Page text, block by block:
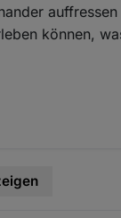
auffressen
können,